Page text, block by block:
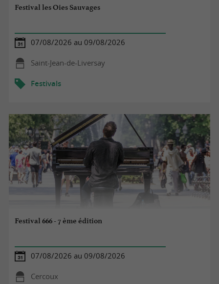
Festival les Oies Sauvages
07/08/2026 au 09/08/2026
Saint-Jean-de-Liversay
Festivals
Festival 666 - 7 ème édition
07/08/2026 au 09/08/2026
Cercoux